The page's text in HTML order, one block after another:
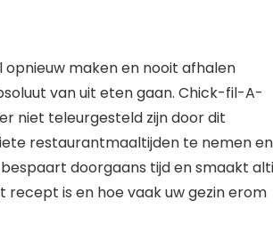
maken en nooit afhalen
van uit eten gaan. Chick-fil-A-
niet teleurgesteld zijn door dit
restaurantmaaltijden te nemen en
doorgaans tijd en smaakt
recept is en hoe vaak uw gezin erom